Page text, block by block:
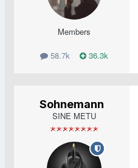
Members
58.7k 36.3k
Sohnemann
SINE METU